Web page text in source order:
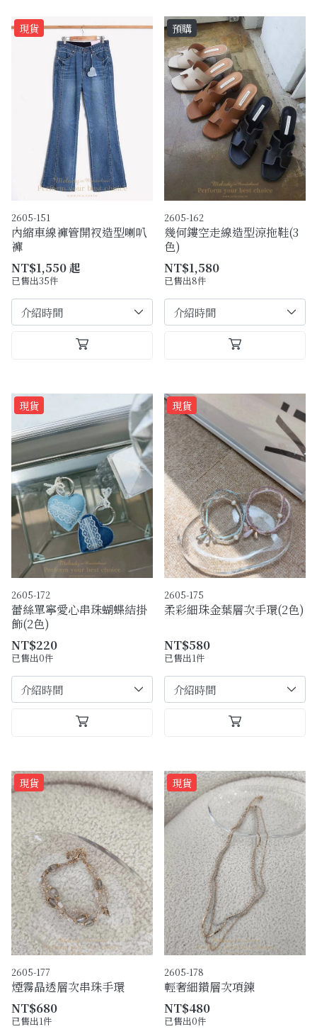
現貨
2605-151
內縮車線褲管開衩造型喇叭
褲
NT$1,550 起
已售出35件
預購
2605-162
幾何鏤空走線造型涼拖鞋(3
色)
NT$1,580
已售出8件
現貨
2605-172
蕾絲單寧愛心串珠蝴蝶結掛
飾(2色)
NT$220
已售出0件
現貨
2605-175
柔彩細珠金葉層次手環(2色)
NT$580
已售出1件
現貨
2605-177
煙霧晶透層次串珠手環
NT$680
已售出1件
現貨
2605-178
輕奢細鑽層次項鍊
NT$480
已售出0件